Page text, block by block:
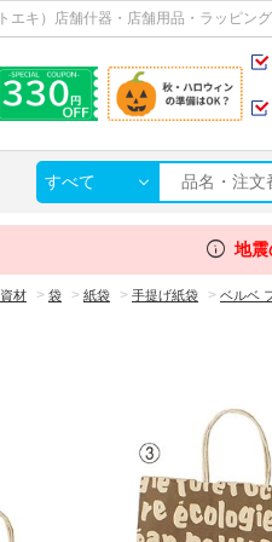
エキ）店舗什器・店舗用品・ラッピン
すべて
info 地
材 > 袋 > 紙袋 > 手提げ紙袋 > ベルベ